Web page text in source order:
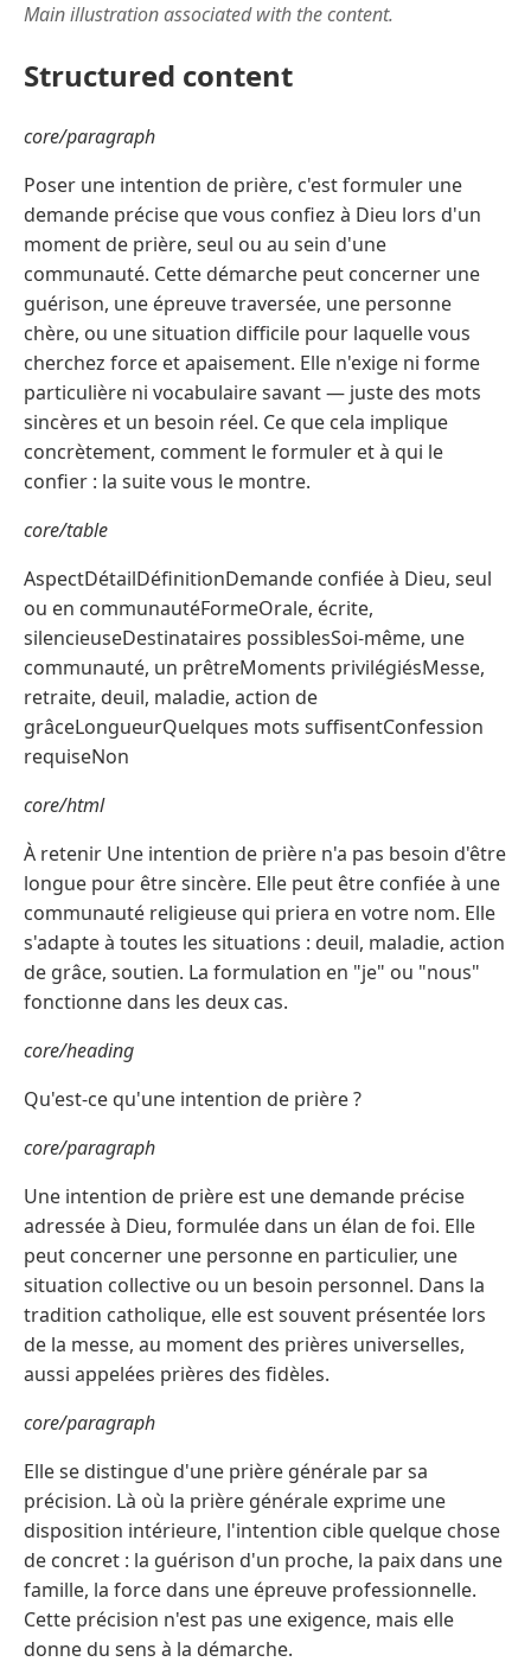
Main illustration associated with the content.
Structured content
core/paragraph
Poser une intention de prière, c'est formuler une
demande précise que vous confiez à Dieu lors d'un
moment de prière, seul ou au sein d'une
communauté. Cette démarche peut concerner une
guérison, une épreuve traversée, une personne
chère, ou une situation difficile pour laquelle vous
cherchez force et apaisement. Elle n'exige ni forme
particulière ni vocabulaire savant — juste des mots
sincères et un besoin réel. Ce que cela implique
concrètement, comment le formuler et à qui le
confier : la suite vous le montre.
core/table
AspectDétailDéfinitionDemande confiée à Dieu, seul
ou en communautéFormeOrale, écrite,
silencieuseDestinataires possiblesSoi-même, une
communauté, un prêtreMoments privilégiésMesse,
retraite, deuil, maladie, action de
grâceLongueurQuelques mots suffisentConfession
requiseNon
core/html
À retenir Une intention de prière n'a pas besoin d'être
longue pour être sincère. Elle peut être confiée à une
communauté religieuse qui priera en votre nom. Elle
s'adapte à toutes les situations : deuil, maladie, action
de grâce, soutien. La formulation en "je" ou "nous"
fonctionne dans les deux cas.
core/heading
Qu'est-ce qu'une intention de prière ?
core/paragraph
Une intention de prière est une demande précise
adressée à Dieu, formulée dans un élan de foi. Elle
peut concerner une personne en particulier, une
situation collective ou un besoin personnel. Dans la
tradition catholique, elle est souvent présentée lors
de la messe, au moment des prières universelles,
aussi appelées prières des fidèles.
core/paragraph
Elle se distingue d'une prière générale par sa
précision. Là où la prière générale exprime une
disposition intérieure, l'intention cible quelque chose
de concret : la guérison d'un proche, la paix dans une
famille, la force dans une épreuve professionnelle.
Cette précision n'est pas une exigence, mais elle
donne du sens à la démarche.